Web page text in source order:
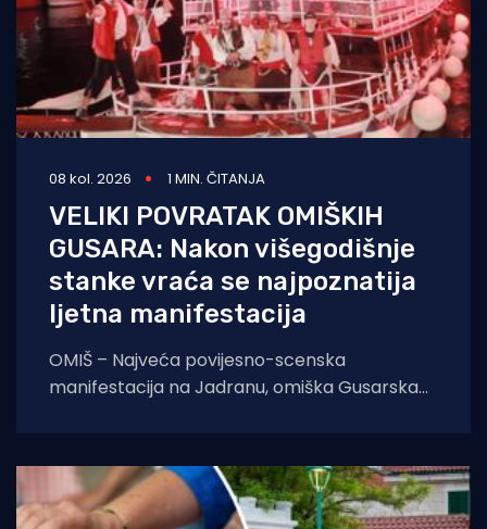
08 kol. 2026 1 MIN. ČITANJA
VELIKI POVRATAK OMIŠKIH
GUSARA: Nakon višegodišnje
stanke vraća se najpoznatija
ljetna manifestacija
OMIŠ – Najveća povijesno-scenska
manifestacija na Jadranu, omiška Gusarska